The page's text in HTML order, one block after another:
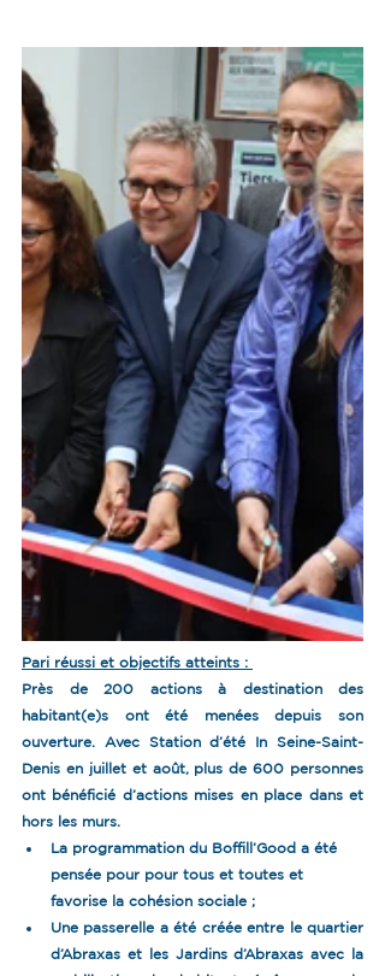
Pari réussi et objectifs atteints :
Près de 200 actions à destination des
habitant(e)s ont été menées depuis son
ouverture. Avec Station d’été In Seine-Saint-
Denis en juillet et août, plus de 600 personnes
ont bénéficié d’actions mises en place dans et
hors les murs.
La programmation du Boffill’Good a été
pensée pour pour tous et toutes et
favorise la cohésion sociale ;
Une passerelle a été créée entre le quartier
d’Abraxas et les Jardins d’Abraxas avec la